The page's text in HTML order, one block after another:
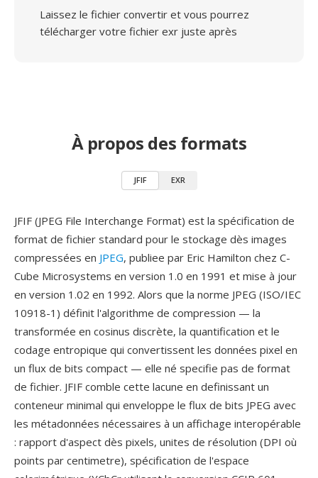
Laissez le fichier convertir et vous pourrez
télécharger votre fichier exr juste après
À propos des formats
JFIF EXR
JFIF (JPEG File Interchange Format) est la spécification de
format de fichier standard pour le stockage dès images
compressées en JPEG, publiee par Eric Hamilton chez C-
Cube Microsystems en version 1.0 en 1991 et mise à jour
en version 1.02 en 1992. Alors que la norme JPEG (ISO/IEC
10918-1) définit l'algorithme de compression — la
transformée en cosinus discrète, la quantification et le
codage entropique qui convertissent les données pixel en
un flux de bits compact — elle né specifie pas de format
de fichier. JFIF comble cette lacune en definissant un
conteneur minimal qui enveloppe le flux de bits JPEG avec
les métadonnées nécessaires à un affichage interopérable
: rapport d'aspect dès pixels, unites de résolution (DPI où
points par centimetre), spécification de l'espace